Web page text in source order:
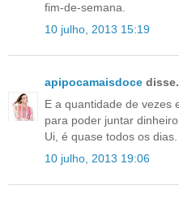
fim-de-semana.
10 julho, 2013 15:19
apipocamaisdoce
E a quantidade de vezes
para poder juntar
Ui, é quase todos os dias.
10 julho, 2013 19:06